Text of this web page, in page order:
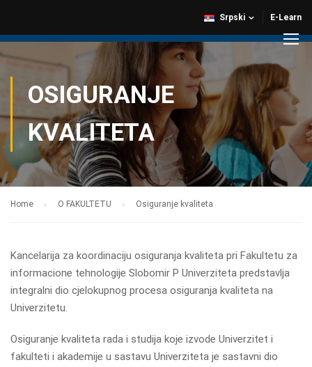
E-Learn
Srpski
OSIGURANJE
KVALITETA
Home O FAKULTETU Osiguranje kvaliteta
Kancelarija za koordinaciju osiguranja kvaliteta pri Fakultetu za
informacione tehnologije Slobomir P Univerziteta predstavlja
integralni dio cjelokupnog procesa osiguranja kvaliteta na
Univerzitetu.
Osiguranje kvaliteta rada i studija koje izvode Univerzitet i
fakulteti i akademije u sastavu Univerziteta je sastavni dio